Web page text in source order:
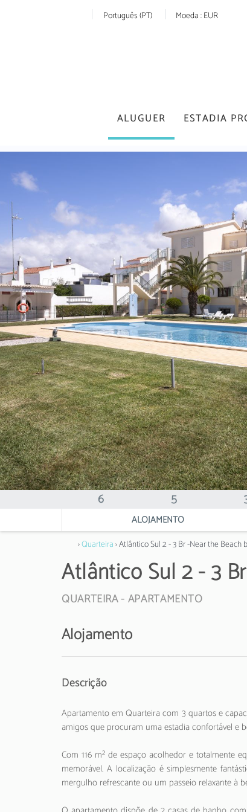
Português (PT) Moeda :EUR
ALUGUER ESTADIA
6 5
ALOJAMENTO
›Quarteira› Atlântico Sul 2 - 3 Br -Near the Beach
Atlântico Sul 2 - 3
QUARTEIRA - APARTAMENTO
Alojamento
Descrição
Apartamento em Quarteira com 3 quartos e
amigos que procuram uma estadia confortável e
Com 116 m² de espaço acolhedor e totalmente
memorável. A localização é simplesmente
mergulho refrescante ou um passeio relaxante à